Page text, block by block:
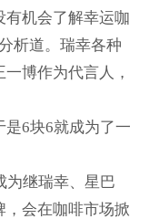
有机会了解幸运咖
析道。瑞幸各种
博作为代言人，
6块6就成为了一
为继瑞幸、星巴
，会在咖啡市场掀